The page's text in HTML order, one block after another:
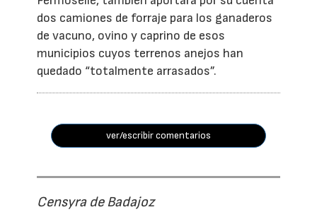
dos camiones de forraje para los ganaderos
de vacuno, ovino y caprino de esos
municipios cuyos terrenos anejos han
quedado “totalmente arrasados”.
ver/escribir comentarios
Censyra de Badajoz